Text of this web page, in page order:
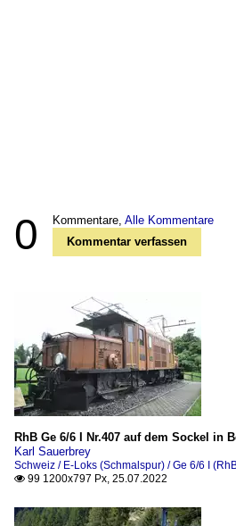
0 Kommentare, Alle Kommentare
Kommentar verfassen
RhB Ge 6/6 I Nr.407 auf dem Sockel in
Karl Sauerbrey
Schweiz / E-Loks (Schmalspur) / Ge 6/6 I
 99 1200x797 Px, 25.07.2022